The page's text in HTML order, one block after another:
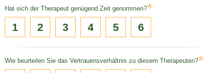
Hat sich der Therapeut genügend Zeit genommen?*
1 2 3 4 5 6
Wie beurteilen Sie das Vertrauensverhältnis zu diesem Therapeuten?*